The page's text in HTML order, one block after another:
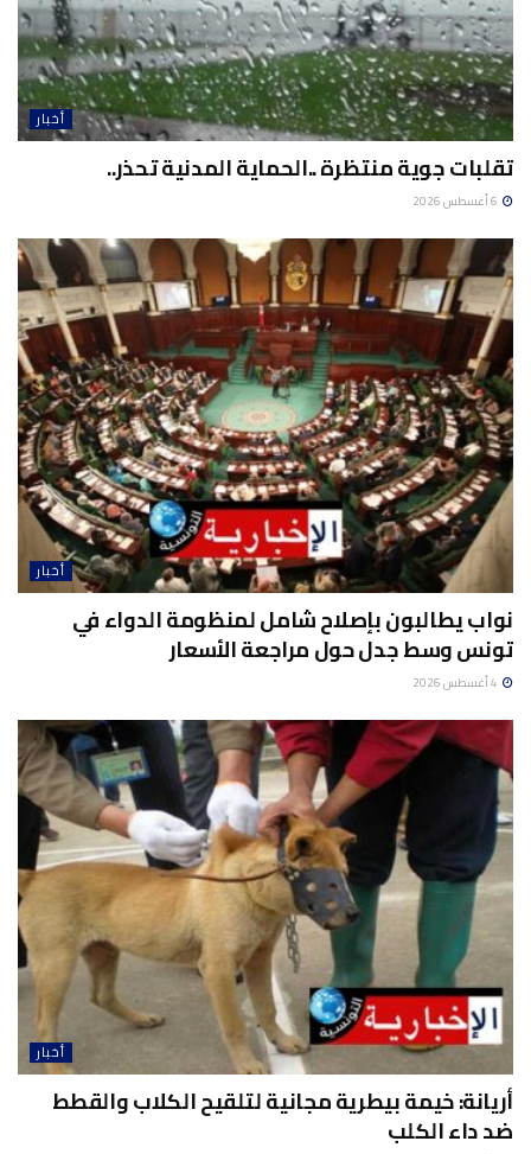
أخبار
تقلبات جوية منتظرة ..الحماية المدنية تحذر..
أخبار
نواب يطالبون بإصلاح شامل لمنظومة الدواء في
تونس وسط جدل حول مراجعة الأسعار
أخبار
أريانة: خيمة بيطرية مجانية لتلقيح الكلاب والقطط
ضد داء الكلب